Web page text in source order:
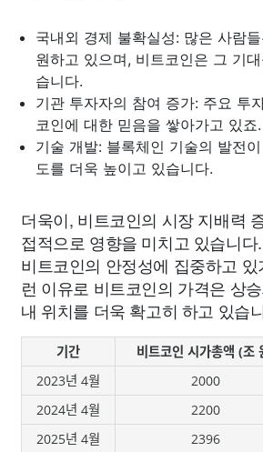
국내외 경제 불확실성: 많은 사람
원하고 있으며, 비트코인은 그 기
습니다.
기관 투자자의 참여 증가: 주요 투
코인에 대한 믿음을 쌓아가고 있죠.
기술 개발: 블록체인 기술의 발전
도를 더욱 높이고 있습니다.
더욱이, 비트코인의 시장 지배력
접적으로 영향을 미치고 있습니
비트코인의 안정성에 집중하고
런 이유로 비트코인의 가격은 상
내 위치를 더욱 확고히 하고 있습
기간 비트코인 시가총액 (조
2023년 4월
2000
2024년 4월
2200
2025년 4월
2396